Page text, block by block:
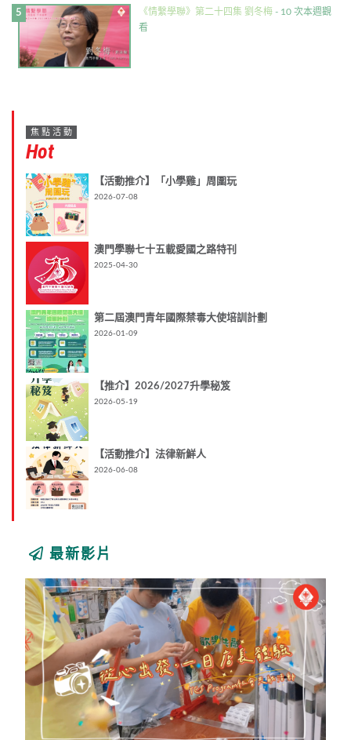
《情繫學聯》第二十四集 劉冬梅 - 10 次本週觀
看
焦點活動
Hot
【活動推介】「小學雞」周圍玩
2026-07-08
澳門學聯七十五載愛國之路特刊
2025-04-30
第二屆澳門青年國際禁毒大使培訓計劃
2026-01-09
【推介】2026/2027升學秘笈
2026-05-19
【活動推介】法律新鮮人
2026-06-08
最新影片